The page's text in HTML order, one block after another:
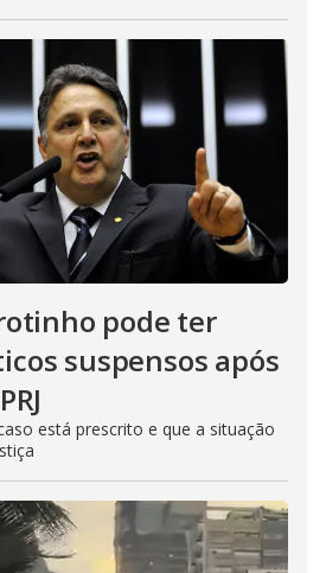
pode ter
suspensos após
está prescrito e que a situação